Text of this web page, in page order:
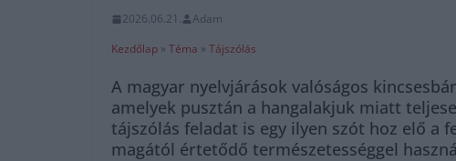
2026.06.21.
Adam
Kezdőlap » Téma » Tájszólás
A magyar nyelvjárások valóságos
amelyek pusztán a hangalakjuk miatt
tájszólás feladat is egy ilyen szót hoz elő a
magától értetődő természetességgel